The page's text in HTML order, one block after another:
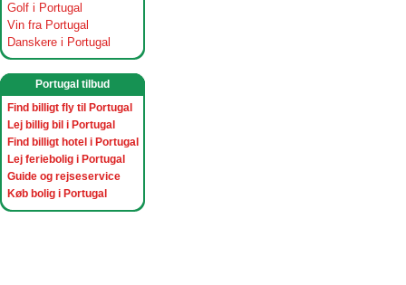
Golf i Portugal
Vin fra Portugal
Danskere i Portugal
Portugal tilbud
Find billigt fly til Portugal
Lej billig bil i Portugal
Find billigt hotel i Portugal
Lej feriebolig i Portugal
Guide og rejseservice
Køb bolig i Portugal